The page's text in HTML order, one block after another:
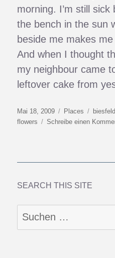
morning. I’m still
the bench in the sun
beside me makes
And when I thought
my neighbour came
leftover cake from
Veröffentlicht
am
Mai 18, 2009 Kategorien
Places biesfeld
flowers
Schreibe einen
SEARCH THIS SITE
Suchen
nach: